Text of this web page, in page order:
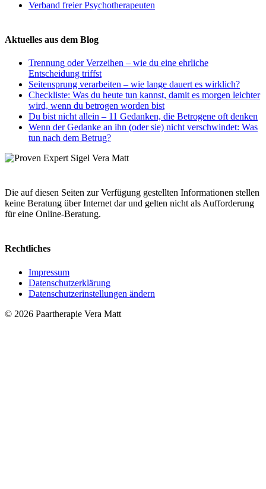
Verband freier Psychotherapeuten
Aktuelles aus dem Blog
Trennung oder Verzeihen – wie du eine ehrliche
Entscheidung triffst
Seitensprung verarbeiten – wie lange dauert es wirklich?
Checkliste: Was du heute tun kannst, damit es morgen leichter
wird, wenn du betrogen worden bist
Du bist nicht allein – 11 Gedanken, die Betrogene oft denken
Wenn der Gedanke an ihn (oder sie) nicht verschwindet: Was
tun nach dem Betrug?
Die auf diesen Seiten zur Verfügung gestellten Informationen stellen
keine Beratung über Internet dar und gelten nicht als Aufforderung
für eine Online-Beratung.
Rechtliches
Impressum
Datenschutzerklärung
Datenschutzerinstellungen ändern
© 2026 Paartherapie Vera Matt